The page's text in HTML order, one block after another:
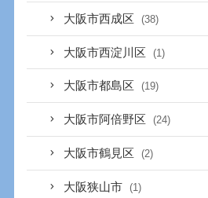
大阪市西成区 (38)
大阪市西淀川区 (1)
大阪市都島区 (19)
大阪市阿倍野区 (24)
大阪市鶴見区 (2)
大阪狭山市 (1)